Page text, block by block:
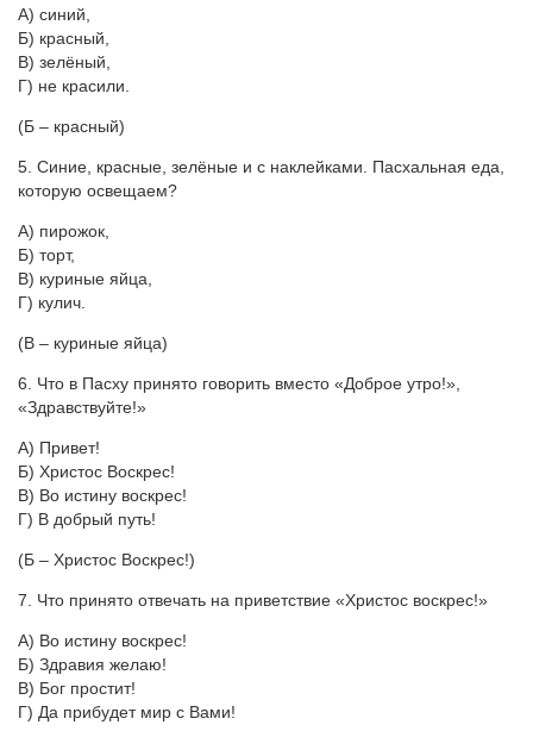
А) синий,
Б) красный,
В) зелёный,
Г) не красили.
(Б – красный)
5. Синие, красные, зелёные и с наклейками. Пасхальная еда,
которую освещаем?
А) пирожок,
Б) торт,
В) куриные яйца,
Г) кулич.
(В – куриные яйца)
6. Что в Пасху принято говорить вместо «Доброе утро!»,
«Здравствуйте!»
А) Привет!
Б) Христос Воскрес!
В) Во истину воскрес!
Г) В добрый путь!
(Б – Христос Воскрес!)
7. Что принято отвечать на приветствие «Христос воскрес!»
А) Во истину воскрес!
Б) Здравия желаю!
В) Бог простит!
Г) Да прибудет мир с Вами!